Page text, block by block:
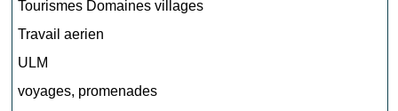
Tourismes Domaines villages
Travail aerien
ULM
voyages, promenades